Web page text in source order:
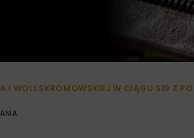
I WOLI SKROMOWSKIEJ W CIĄGU S19 Z